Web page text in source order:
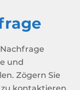
und
Zögern Sie
kontaktieren,